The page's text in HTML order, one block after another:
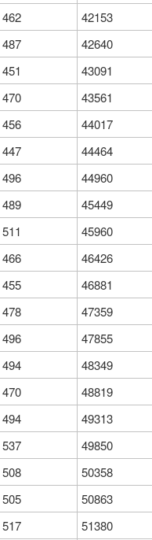
462
42153
487
42640
451
43091
470
43561
456
44017
447
44464
496
44960
489
45449
511
45960
466
46426
455
46881
478
47359
496
47855
494
48349
470
48819
494
49313
537
49850
508
50358
505
50863
517
51380